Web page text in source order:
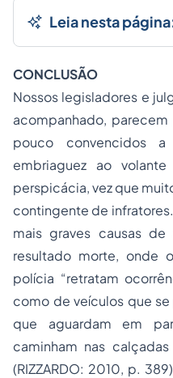
Leia nesta
CONCLUSÃO
Nossos legisladores e
acompanhado,
pouco convencidos
embriaguez ao volante
perspicácia, vez que
contingente de
mais graves causas
resultado morte, onde
polícia “retratam
como de veículos que
que aguardam em
caminham nas
(RIZZARDO: 2010, p.